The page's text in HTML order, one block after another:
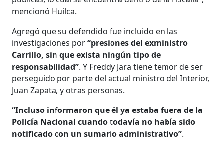
mencionó Huilca.
Agregó que su defendido fue incluido en las
investigaciones por“presiones del exministro
Carrillo, sin que exista ningún tipo de
responsabilidad”. Y Freddy Jara tiene temor de ser
perseguido por parte del actual ministro del Interior,
Juan Zapata, y otras personas.
“Incluso informaron que él ya estaba fuera de la
Policía Nacional cuando todavía no había sido
notificado con un sumario administrativo”.